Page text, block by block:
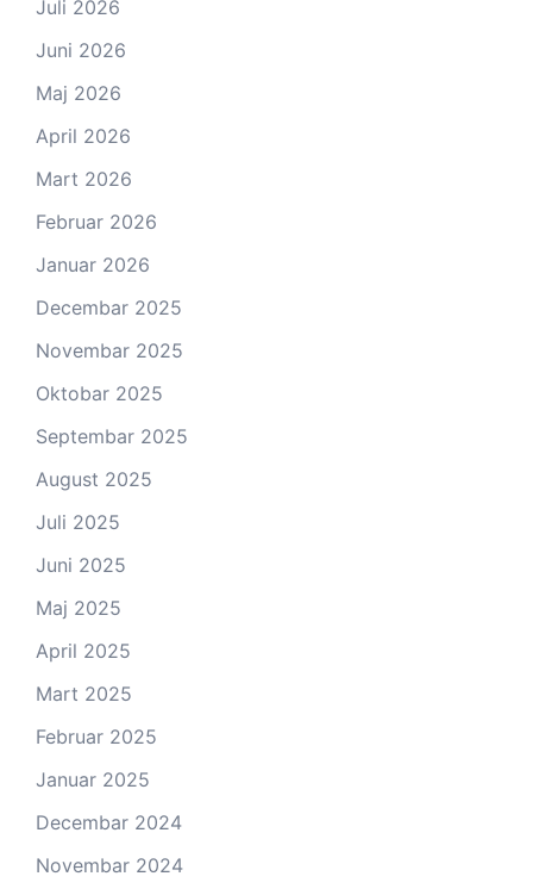
Juli 2026
Juni 2026
Maj 2026
April 2026
Mart 2026
Februar 2026
Januar 2026
Decembar 2025
Novembar 2025
Oktobar 2025
Septembar 2025
August 2025
Juli 2025
Juni 2025
Maj 2025
April 2025
Mart 2025
Februar 2025
Januar 2025
Decembar 2024
Novembar 2024